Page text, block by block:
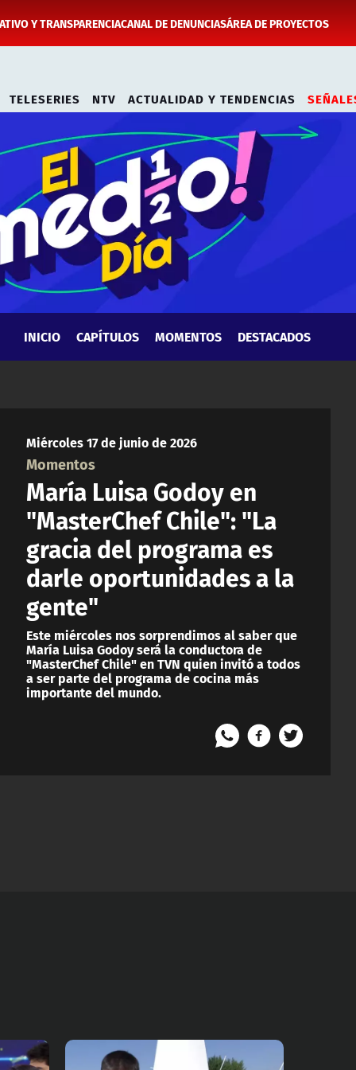
Y TRANSPARENCIACANAL DE DENUNCIASÁREA DE PROYECTOS
TELESERIES NTV ACTUALIDAD Y TENDENCIAS
INICIO CAPÍTULOS MOMENTOS DESTACADOS
Miércoles 17 de junio de 2026
Momentos
María Luisa Godoy en
"MasterChef Chile": "La
gracia del programa es
darle oportunidades a la
gente"
Este miércoles nos sorprendimos al saber que
María Luisa Godoy será la conductora de
"MasterChef Chile" en TVN quien invitó a todos
a ser parte del programa de cocina más
importante del mundo.